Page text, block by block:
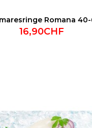
Romana
16,90CHF